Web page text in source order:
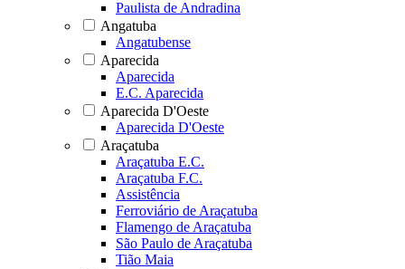
Paulista de Andradina
Angatuba
Angatubense
Aparecida
Aparecida
E.C. Aparecida
Aparecida D'Oeste
Aparecida D'Oeste
Araçatuba
Araçatuba E.C.
Araçatuba F.C.
Assistência
Ferroviário de Araçatuba
Flamengo de Araçatuba
São Paulo de Araçatuba
Tião Maia